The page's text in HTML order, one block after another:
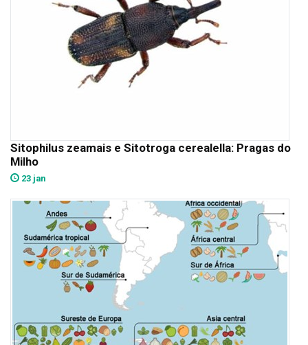
Sitophilus zeamais e Sitotroga cerealella: Pragas do
Milho
23 jan